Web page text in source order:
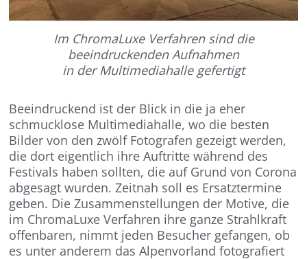
Im ChromaLuxe Verfahren sind die
beeindruckenden Aufnahmen
in der Multimediahalle gefertigt
Beeindruckend ist der Blick in die ja eher
schmucklose Multimediahalle, wo die besten
Bilder von den zwölf Fotografen gezeigt werden,
die dort eigentlich ihre Auftritte während des
Festivals haben sollten, die auf Grund von Corona
abgesagt wurden. Zeitnah soll es Ersatztermine
geben. Die Zusammenstellungen der Motive, die
im ChromaLuxe Verfahren ihre ganze Strahlkraft
offenbaren, nimmt jeden Besucher gefangen, ob
es unter anderem das Alpenvorland fotografiert